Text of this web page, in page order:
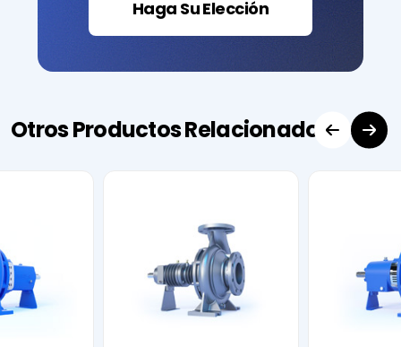
Haga Su Elección
Otros Productos Relacionados